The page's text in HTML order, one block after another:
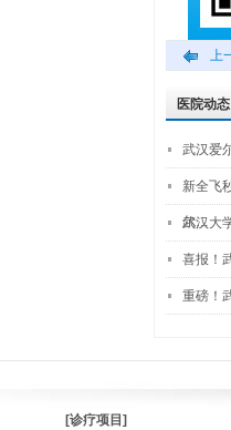
上
医院动态
武汉爱
新全飞
尔…
武汉大
喜报！
重磅！
[诊疗项目]